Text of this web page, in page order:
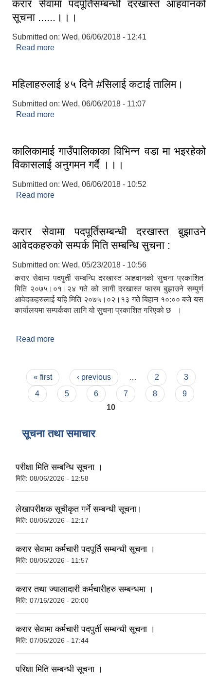
करार सेवामा पदपूर्तिसम्बन्धी दरखास्त आहवानको
सूचना ......।।।
Submitted on: Wed, 06/06/2018 - 12:41
Read more
महिलाहरुलाई ४५ दिने #सिलाई कटाई तालिम।
Submitted on: Wed, 06/06/2018 - 11:07
Read more
कालिकामाई गाउँपालिकाका विभिन्न वडा मा भइरहेको
विकासलाई अनुगमन गर्दै ।।।
Submitted on: Wed, 06/06/2018 - 10:52
Read more
करार सेवामा पदपूर्तिसम्बन्धी दरखास्त बुझाउने
आवेदकहरुको सम्पर्क मिति सम्बन्धि सुचना :
Submitted on: Wed, 05/23/2018 - 10:56
करार सेवामा पदपुर्ती सम्बन्धि दरखास्त आहवानको सुचना प्रकाशित
मिति २०७५।०१।२४ गते को लागी दरखास्त फारम बुझाउने सम्पुर्ण
आवेदकहरुलाई यहि मिति २०७५।०२।१३ गते बिहान १०:०० बजे यस
कार्यालयमा सम्पर्कका लागि यो सुचना प्रकाशित गरिएको छ ।
Read more
Pages
« first ‹ previous … 2
3
4
5 6 7 8
9
10
सूचना तथा समाचार
परीक्षा मिति सम्बन्धि सूचना ।
मिति: 08/06/2026 - 12:58
लेखापरीक्षक सूचीकृत गर्ने सम्बन्धी सूचना।
मिति: 08/06/2026 - 12:17
करार सेवामा कर्मचारी पदपूर्ति सम्बन्धी सूचना ।
मिति: 08/06/2026 - 11:57
करार तथा ज्यालादारी कर्मचारीहरु सम्बन्धमा ।
मिति: 07/16/2026 - 20:00
करार सेवामा कर्मचारी पदपुर्ती सम्बन्धी सूचना ।
मिति: 07/06/2026 - 17:44
परिक्षा मिति सम्बन्धी सूचना ।